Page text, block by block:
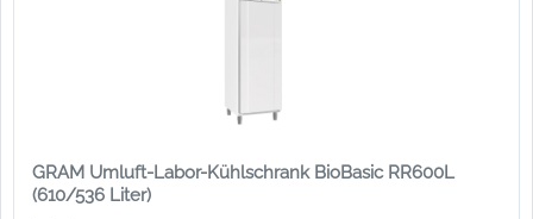
GRAM Umluft-Labor-Kühlschrank BioBasic RR600L
(610/536 Liter)